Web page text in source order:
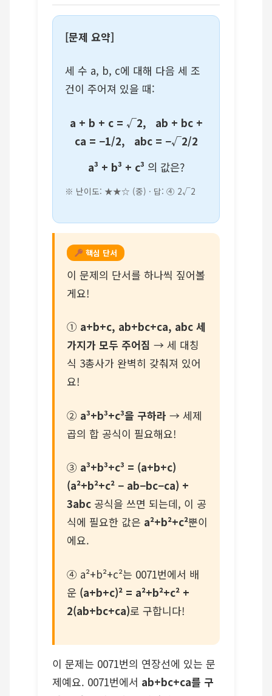
[문제 요약]
세 수 a, b, c에 대해 다음 세 조
건이 주어져 있을 때:
a + b + c = √2, ab + bc +
ca = −1/2, abc = −√2/2
a³ + b³ + c³ 의 값은?
※ 난이도: ★★☆ (중) · 답: ④ 2√2
핵심 단서
이 문제의 단서를 하나씩 짚어볼
게요!
① a+b+c, ab+bc+ca, abc 세
가지가 모두 주어짐 → 세 대칭
식 3총사가 완벽히 갖춰져 있어
요!
② a³+b³+c³을 구하라 → 세제
곱의 합 공식이 필요해요!
③ a³+b³+c³ = (a+b+c)
(a²+b²+c² − ab−bc−ca) +
3abc 공식을 쓰면 되는데, 이 공
식에 필요한 값은 a²+b²+c²뿐이
에요.
④ a²+b²+c²는 0071번에서 배
운 (a+b+c)² = a²+b²+c² +
2(ab+bc+ca)로 구합니다!
이 문제는 0071번의 연장선에 있는 문
제예요. 0071번에서 ab+bc+ca를 구